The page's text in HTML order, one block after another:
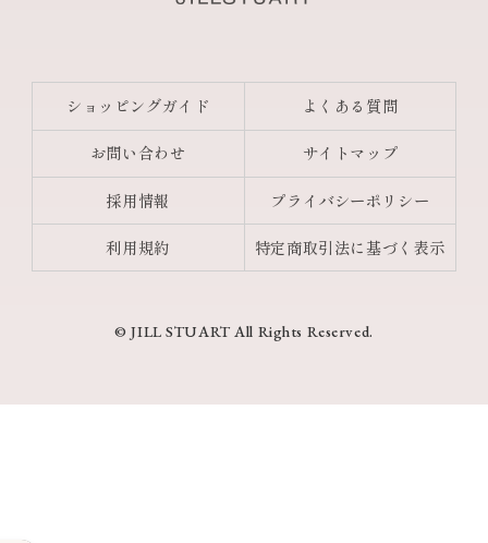
ショッピングガイド よくある質問
お問い合わせ サイトマップ
採用情報 プライバシーポリシー
利用規約 特定商取引法に基づく表示
© JILL STUART All Rights Reserved.